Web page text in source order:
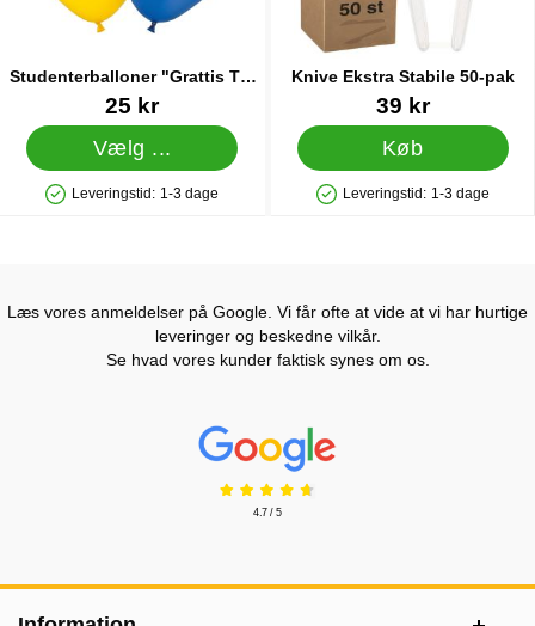
Studenterballoner "Grattis Till
Studenten"
Varenr 1088125 kr
Vælg ...
Produkttilgængelighed: På lager
Leveringstid: 1-3 dage
Knive Ekstra Stabile 50-pak
Varenr 3215239 kr
Køb
Produkttilgængelighed: På lager
Leveringstid: 1-3 dage
Læs vores anmeldelser på Google. Vi får ofte at vide at vi har hurtige
leveringer og beskedne vilkår.
Se hvad vores kunder faktisk synes om os.
Prisjakt Anmeldelser: 4.7 Stjerne
4.7 / 5